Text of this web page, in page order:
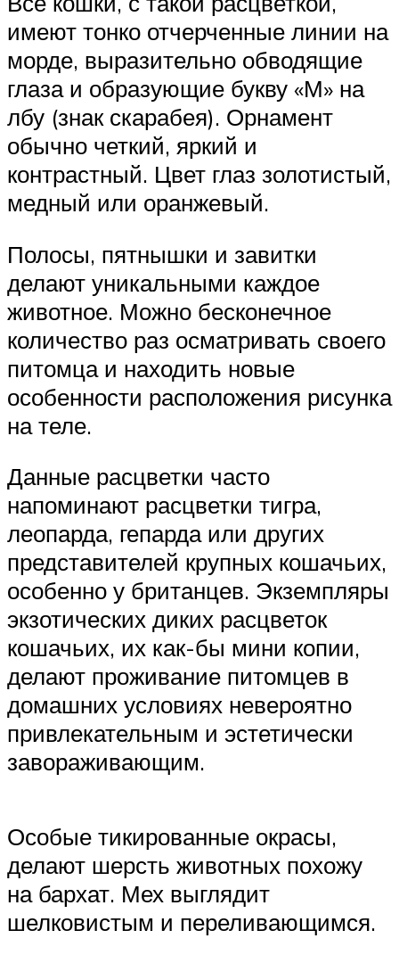
имеют тонко отчерченные линии на
морде, выразительно обводящие
глаза и образующие букву «М» на
лбу (знак скарабея). Орнамент
обычно четкий, яркий и
контрастный. Цвет глаз золотистый,
медный или оранжевый.
Полосы, пятнышки и завитки
делают уникальными каждое
животное. Можно бесконечное
количество раз осматривать своего
питомца и находить новые
особенности расположения рисунка
на теле.
Данные расцветки часто
напоминают расцветки тигра,
леопарда, гепарда или других
представителей крупных кошачьих,
особенно у британцев. Экземпляры
экзотических диких расцветок
кошачьих, их как-бы мини копии,
делают проживание питомцев в
домашних условиях невероятно
привлекательным и эстетически
завораживающим.
Особые тикированные окрасы,
делают шерсть животных похожу
на бархат. Мех выглядит
шелковистым и переливающимся.